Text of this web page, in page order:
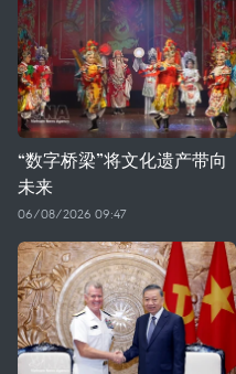
“数字桥梁”将文化遗产带向
未来
06/08/2026 09:47